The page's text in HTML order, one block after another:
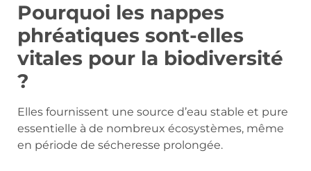
Pourquoi les nappes
phréatiques sont-elles
vitales pour la biodiversité
?
Elles fournissent une source d’eau stable et pure
essentielle à de nombreux écosystèmes, même
en période de sécheresse prolongée.